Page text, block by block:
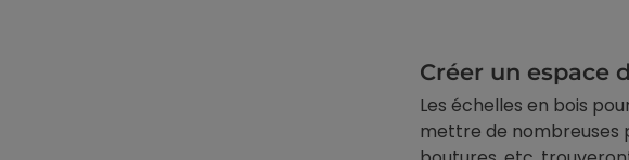
Créer un espace
Les échelles en bois
mettre de nombreuses